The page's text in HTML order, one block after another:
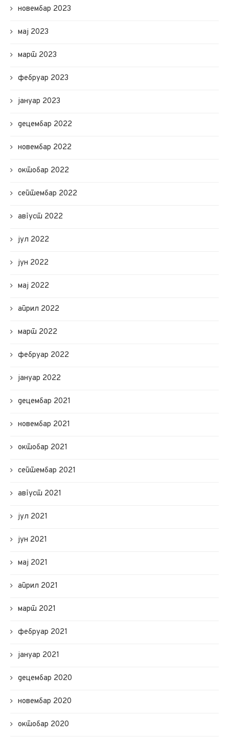
новембар 2023
мај 2023
март 2023
фебруар 2023
јануар 2023
децембар 2022
новембар 2022
октобар 2022
септембар 2022
август 2022
јул 2022
јун 2022
мај 2022
април 2022
март 2022
фебруар 2022
јануар 2022
децембар 2021
новембар 2021
октобар 2021
септембар 2021
август 2021
јул 2021
јун 2021
мај 2021
април 2021
март 2021
фебруар 2021
јануар 2021
децембар 2020
новембар 2020
октобар 2020